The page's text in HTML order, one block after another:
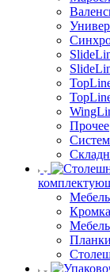
Прочее
Планки